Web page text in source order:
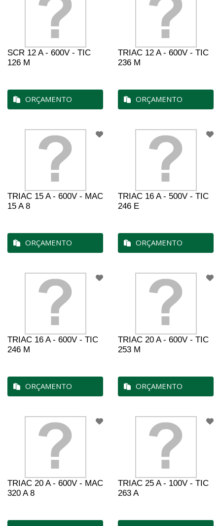
SCR 12 A - 600V - TIC
126 M
ORÇAMENTO
TRIAC 12 A - 600V - TIC
236 M
ORÇAMENTO
TRIAC 15 A - 600V - MAC
15 A 8
ORÇAMENTO
TRIAC 16 A - 500V - TIC
246 E
ORÇAMENTO
TRIAC 16 A - 600V - TIC
246 M
ORÇAMENTO
TRIAC 20 A - 600V - TIC
253 M
ORÇAMENTO
TRIAC 20 A - 600V - MAC
320 A 8
TRIAC 25 A - 100V - TIC
263 A